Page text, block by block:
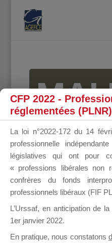
CFP 2022 -
réglementées (PLNR)
La loi n°2022-172 du 14
professionnelle
législatives qui ont pour
« professions libérales non
confrères du fonds
professionnels libéraux (FIF
L’Urssaf, en anticipation de la
1er janvier 2022.
En pratique, nous constatons